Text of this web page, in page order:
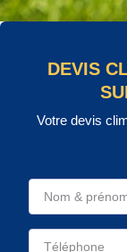
DEVIS
Votre devis